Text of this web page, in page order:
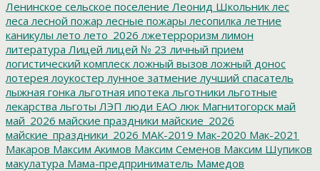
Ленинское сельское поселение Леонид Школьник лес
леса лесной пожар лесные пожары лесопилка летние
каникулы лето лето_2026 лжетерроризм лимон
литература Лицей лицей № 23 личный прием
логистический комплеск ложный вызов ложный донос
лотерея лоукостер лунное затмение лучший спасатель
лыжная гонка льготная ипотека льготники льготные
лекарства льготы ЛЭП люди ЕАО люк Магнитогорск май
май_2026 майские праздники майские_2026
майские_праздники_2026 МАК-2019 Мак-2020 Мак-2021
Макаров Максим Акимов Максим Семенов Максим Шупиков
макулатура Мама-предприниматель Мамедов